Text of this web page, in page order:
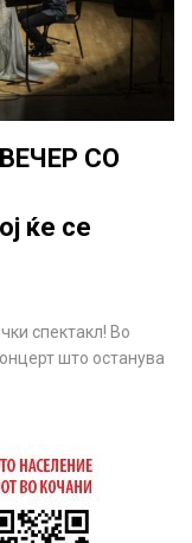
СО
ќе се
спектакл! Во
што останува